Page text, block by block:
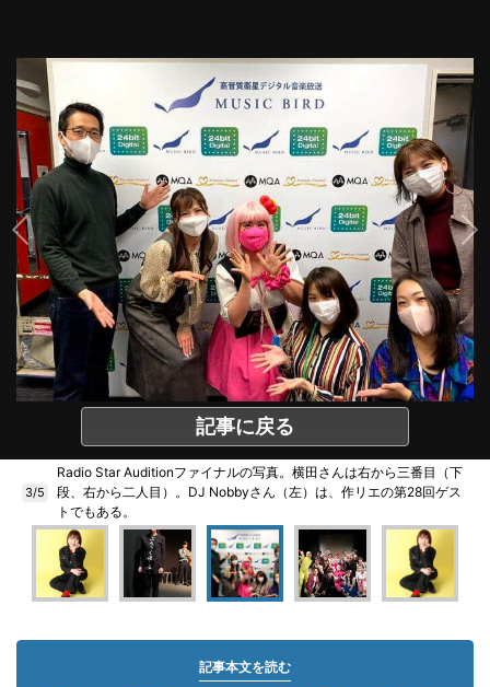
記事に戻る
3/5
Radio Star Auditionファイナルの写真。横田さんは右から三番目（下
段、右から二人目）。DJ Nobbyさん（左）は、作リエの第28回ゲス
トでもある。
記事本文を読む